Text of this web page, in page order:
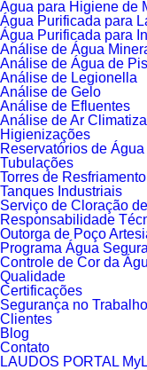
Água para Higiene de
Água Purificada para
Água Purificada para
Análise de Água
Análise de Água de
Análise de Legionella
Análise de Gelo
Análise de Efluentes
Análise de Ar
Higienizações
Reservatórios de Água
Tubulações
Torres de Resfriamento
Tanques Industriais
Serviço de Cloração
Responsabilidade
Outorga de Poço
Programa Água
Controle de Cor da
Qualidade
Certificações
Segurança no Trabalho
Clientes
Blog
Contato
LAUDOS PORTAL